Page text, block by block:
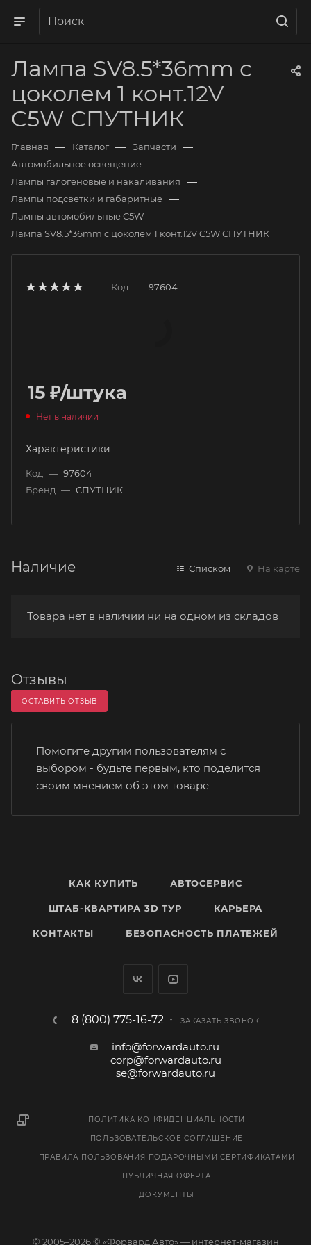
Лампа SV8.5*36mm с
цоколем 1 конт.12V
C5W СПУТНИК
Главная — Каталог — Запчасти —
Автомобильное освещение —
Лампы галогеновые и накаливания —
Лампы подсветки и габаритные —
Лампы автомобильные C5W —
Лампа SV8.5*36mm с цоколем 1 конт.12V C5W СПУТНИК
Код — 97604
15 ₽/штука
Нет в наличии
Характеристики
Код — 97604
Бренд — СПУТНИК
Наличие Списком На карте
Товара нет в наличии ни на одном из складов
Отзывы
ОСТАВИТЬ ОТЗЫВ
Помогите другим пользователям с
выбором - будьте первым, кто поделится
своим мнением об этом товаре
КАК КУПИТЬ АВТОСЕРВИС
ШТАБ-КВАРТИРА 3D ТУР КАРЬЕРА
КОНТАКТЫ БЕЗОПАСНОСТЬ ПЛАТЕЖЕЙ
8 (800) 775-16-72 ЗАКАЗАТЬ ЗВОНОК
info@forwardauto.ru
corp@forwardauto.ru
se@forwardauto.ru
ПОЛИТИКА КОНФИДЕНЦИАЛЬНОСТИ
ПОЛЬЗОВАТЕЛЬСКОЕ СОГЛАШЕНИЕ
ПРАВИЛА ПОЛЬЗОВАНИЯ ПОДАРОЧНЫМИ СЕРТИФИКАТАМИ
ПУБЛИЧНАЯ ОФЕРТА
ДОКУМЕНТЫ
© 2005–2026 © «Форвард Авто» — интернет-магазин